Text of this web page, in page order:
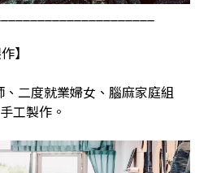
】
二度就業婦女、腦麻家庭組
手工製作。